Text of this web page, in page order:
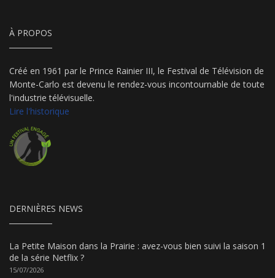
À PROPOS
Créé en 1961 par le Prince Rainier III, le Festival de Télévision de
Monte-Carlo est devenu le rendez-vous incontournable de toute
l'industrie télévisuelle.
Lire l'historique
DERNIÈRES NEWS
La Petite Maison dans la Prairie : avez-vous bien suivi la saison 1
de la série Netflix ?
15/07/2026